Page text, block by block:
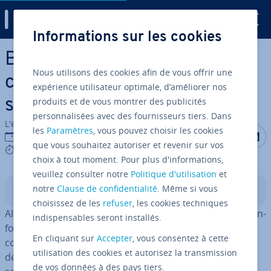
Aller au contenu principal
Base de données orientée
colonnes : ex­pli­ca­tion du
système
L'équipe édi­to­riale IONOS
23/03/2020
5 mins
Partager
Sommaire
Alors que la plupart desbases de données
divisent les in­
for­ma­tions en lignes, les bases de données orientées
colonnes procèdent de la manière opposée. Avec ces
dernières, et comme leur nom l’indique, les données
Informations sur les cookies
Nous utilisons des cookies afin de vous offrir une
expérience utilisateur optimale, d’améliorer nos
produits et de vous montrer des publicités
personnalisées avec des fournisseurs tiers. Dans
les Paramètres, vous pouvez choisir les cookies
que vous souhaitez autoriser et revenir sur vos
choix à tout moment. Pour plus d'informations,
veuillez consulter notre Politique d'utilisation et
notreClause de confidentialité. Même si vous
choisissez de les refuser, les cookies techniques
indispensables seront installés.
En cliquant surAccepter, vous consentez à cette
utilisation des cookies et autorisez la transmission
de vos données à des pays tiers.